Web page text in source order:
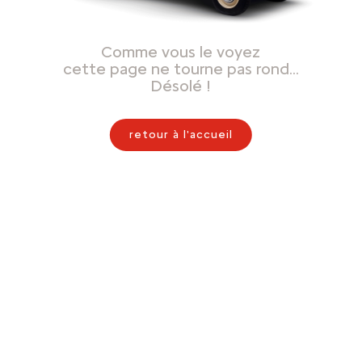
Comme vous le voyez
cette page ne tourne pas rond…
Désolé !
retour à l'accueil